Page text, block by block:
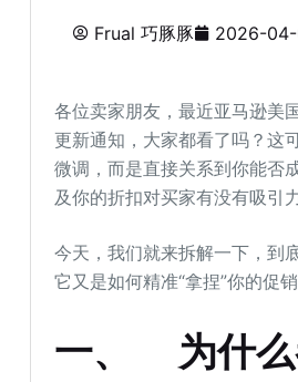
Frual 巧豚豚 2026-
各位卖家朋友，最近亚马逊美
更新通知，大家都看了吗？这
微调，而是直接关系到你能否
及你的折扣对买家有没有吸引
今天，我们就来拆解一下，到
它又是如何精准“拿捏”你的促销
一、
为什